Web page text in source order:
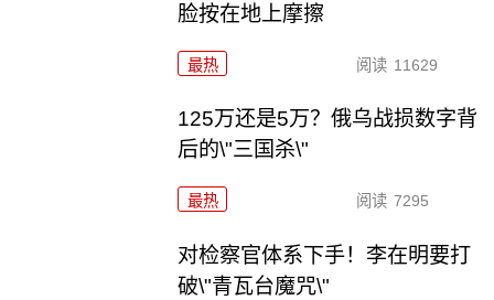
脸按在地上摩擦
最热 阅读 11629
125万还是5万？俄乌战损数字背
后的\"三国杀\"
最热 阅读 7295
对检察官体系下手！李在明要打
破\"青瓦台魔咒\"